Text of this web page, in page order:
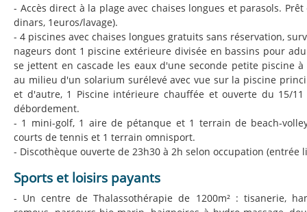
- Accès direct à la plage avec chaises longues et parasols.
dinars, 1euros/lavage).
- 4 piscines avec chaises longues gratuits sans réservation,
nageurs dont 1 piscine extérieure divisée en bassins pour
se jettent en cascade les eaux d'une seconde petite piscine
au milieu d'un solarium surélevé avec vue sur la piscine
et d'autre, 1 Piscine intérieure chauffée et ouverte du 15/
débordement.
- 1 mini-golf, 1 aire de pétanque et 1 terrain de beach-
courts de tennis et 1 terrain omnisport.
- Discothèque ouverte de 23h30 à 2h selon occupation (entrée
Sports et loisirs payants
- Un centre de Thalassothérapie de 1200m² : tisanerie,